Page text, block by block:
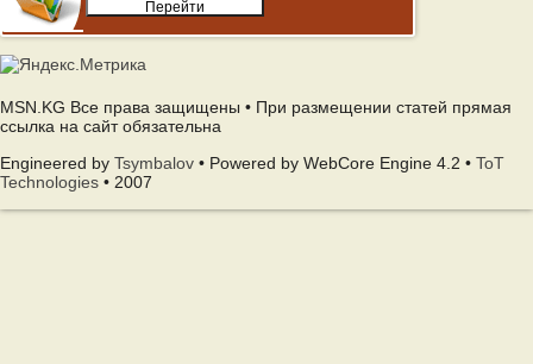
MSN.KG Все права защищены • При размещении статей прямая
ссылка на сайт обязательна
Engineered by Tsymbalov • Powered by WebCore Engine 4.2 • ToT
Technologies • 2007